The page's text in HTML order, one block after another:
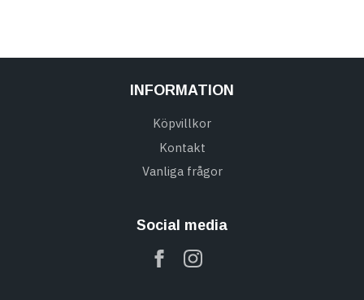
INFORMATION
Köpvillkor
Kontakt
Vanliga frågor
Social media